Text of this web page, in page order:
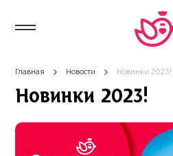
Главная Новости Новинки 2023!
Новинки 2023!